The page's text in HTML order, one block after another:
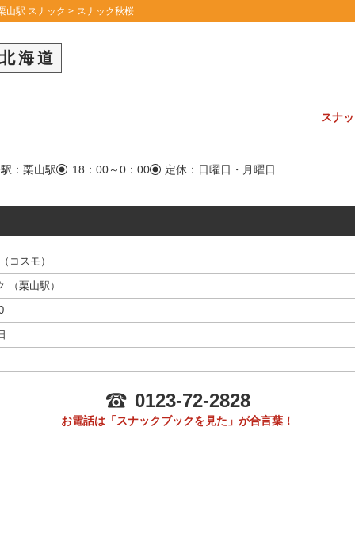
山駅 スナック スナック秋桜
北海道
：栗山駅 18：00～0：00 定休：日曜日・月曜日
スナ
コスモ）
（栗山駅 ）
0123-72-2828
お電話は「スナックブックを見た」が合言葉！